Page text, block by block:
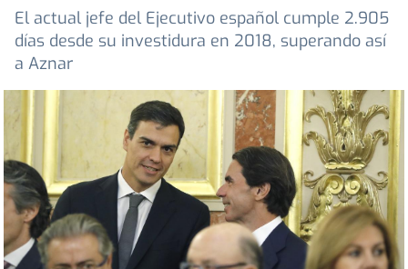
El actual jefe del Ejecutivo español cumple 2.905
días desde su investidura en 2018, superando así
a Aznar